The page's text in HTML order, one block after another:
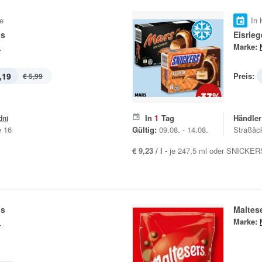
€ 5,99
16
In
Marke:
Preis:
In 1 Tag
Gültig: 09.08. - 14.08.
€ 9,23 / l - je 247,5 ml oder
Marke: